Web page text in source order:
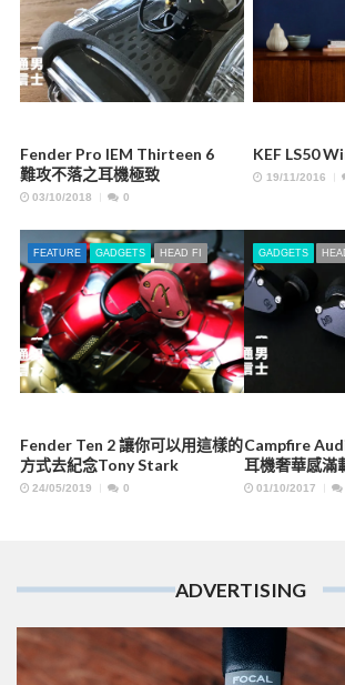
Fender Pro IEM Thirteen 6
難攻不落之耳機極致
03/10/2018 0
KEF LS50
19/11/2016
FEATURE GADGETS HEAD FI
Fender Ten 2 讓你可以用這樣的
方式去紀念Tony Stark
24/05/2019 0
GADGETS
Campfire
耳機奢華感滿
01/10/2017
ADVERTISING